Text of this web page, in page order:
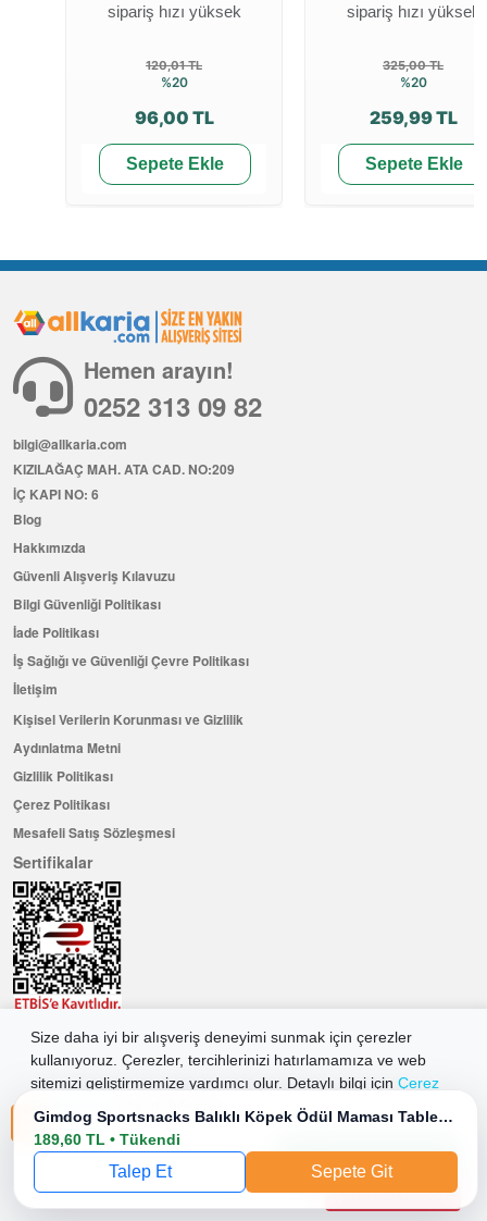
sipariş hızı yüksek
120,01 TL
%20
96,00 TL
Sepete Ekle
sipariş hızı yüksek
325,00 TL
%20
259,99 TL
Sepete Ekle
Gimdog Sportsnacks Balıklı Köpek Ödül Maması Tablet 60 Gr
189,60 TL • Tükendi
Talep Et Sepete Git
Size daha iyi bir alışveriş deneyimi sunmak için çerezler
kullanıyoruz. Çerezler, tercihlerinizi hatırlamamıza ve web
sitemizi geliştirmemize yardımcı olur. Detaylı bilgi için Çerez
Tüm Çerezleri Kabul Et
Çerezleri Reddet
Hemen arayın!
0252 313 09 82
bilgi@allkaria.com
KIZILAĞAÇ MAH. ATA CAD. NO:209
İÇ KAPI NO: 6
Blog
Hakkımızda
Güvenli Alışveriş Kılavuzu
Bilgi Güvenliği Politikası
İade Politikası
İş Sağlığı ve Güvenliği Çevre Politikası
İletişim
Kişisel Verilerin Korunması ve Gizlilik
Aydınlatma Metni
Gizlilik Politikası
Çerez Politikası
Mesafeli Satış Sözleşmesi
Sertifikalar
Hemen Üye Olun ...ve 100 ₺ değerinde indirim kuponu kazanın
Üye Ol
2026 Allkaria Elektronik Tic. A.Ş. Her Hakkı Saklıdır.